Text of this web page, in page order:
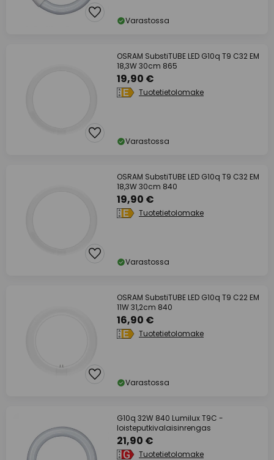
Varastossa
OSRAM SubstiTUBE LED G10q T9 C32 EM
18,3W 30cm 865
19,90 €
Tuotetietolomake
Varastossa
OSRAM SubstiTUBE LED G10q T9 C32 EM
18,3W 30cm 840
19,90 €
Tuotetietolomake
Varastossa
OSRAM SubstiTUBE LED G10q T9 C22 EM
11W 31,2cm 840
16,90 €
Tuotetietolomake
Varastossa
G10q 32W 840 Lumilux T9C -
loisteputkivalaisinrengas
21,90 €
Tuotetietolomake